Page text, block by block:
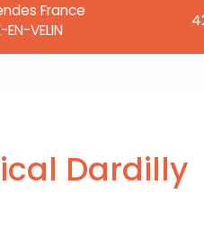
France
VELIN
Dardilly